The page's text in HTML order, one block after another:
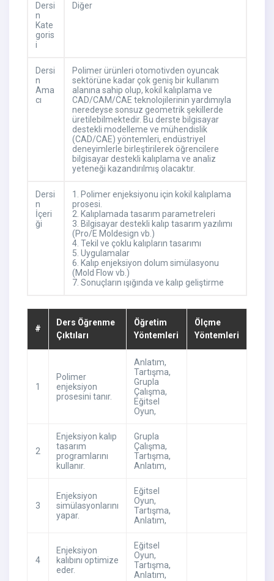
Dersi
n
Kate
goris
i
Diğer
Dersi
n
Ama
cı
Polimer ürünleri otomotivden oyuncak
sektörüne kadar çok geniş bir kullanım
alanına sahip olup, kokil kalıplama ve
CAD/CAM/CAE teknolojilerinin yardımıyla
neredeyse sonsuz geometrik şekillerde
üretilebilmektedir. Bu derste bilgisayar
destekli modelleme ve mühendislik
(CAD/CAE) yöntemleri, endüstriyel
deneyimlerle birleştirilerek öğrencilere
bilgisayar destekli kalıplama ve analiz
yeteneği kazandırılmış olacaktır.
Dersi
n
İçeri
ği
1. Polimer enjeksiyonu için kokil kalıplama
prosesi.
2. Kalıplamada tasarım parametreleri
3. Bilgisayar destekli kalıp tasarım yazılımı
(Pro/E Moldesign vb.)
4. Tekil ve çoklu kalıpların tasarımı
5. Uygulamalar
6. Kalıp enjeksiyon dolum simülasyonu
(Mold Flow vb.)
7. Sonuçların ışığında ve kalıp geliştirme
#
Ders Öğrenme
Çıktıları
Öğretim
Yöntemleri
Ölçme
Yöntemleri
1
Polimer
enjeksiyon
prosesini tanır.
Anlatım,
Tartışma,
Grupla
Çalışma,
Eğitsel
Oyun,
2
Enjeksiyon kalıp
tasarım
programlarını
kullanır.
Grupla
Çalışma,
Tartışma,
Anlatım,
3
Enjeksiyon
simülasyonlarını
yapar.
Eğitsel
Oyun,
Tartışma,
Anlatım,
4
Enjeksiyon
kalıbını optimize
eder.
Eğitsel
Oyun,
Tartışma,
Anlatım,